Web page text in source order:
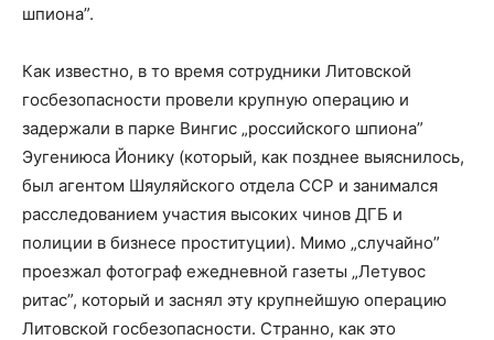
шпиона”.
Как известно, в то время сотрудники Литовской
госбезопасности провели крупную операцию и
задержали в парке Вингис „российского шпиона”
Эугениюса Йонику (который, как позднее выяснилось,
был агентом Шяуляйского отдела ССР и занимался
расследованием участия высоких чинов ДГБ и
полиции в бизнесе проституции). Мимо „случайно”
проезжал фотограф ежедневной газеты „Летувос
ритас”, который и заснял эту крупнейшую операцию
Литовской госбезопасности. Странно, как это